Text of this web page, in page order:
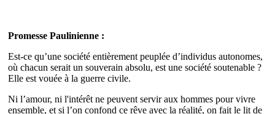
Promesse Paulinienne :
Est-ce qu’une société entièrement peuplée d’individus autonomes,
où chacun serait un souverain absolu, est une société soutenable ?
Elle est vouée à la guerre civile.
Ni l’amour, ni l'intérêt ne peuvent servir aux hommes pour vivre
ensemble, et si l’on confond ce rêve avec la réalité, on fait le lit de